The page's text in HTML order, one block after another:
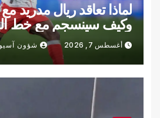
لماذا تعاقد ريال مدريد
وكيف سينسجم مع خط
بالنجوم؟
أغسطس 7, 2026 شؤون